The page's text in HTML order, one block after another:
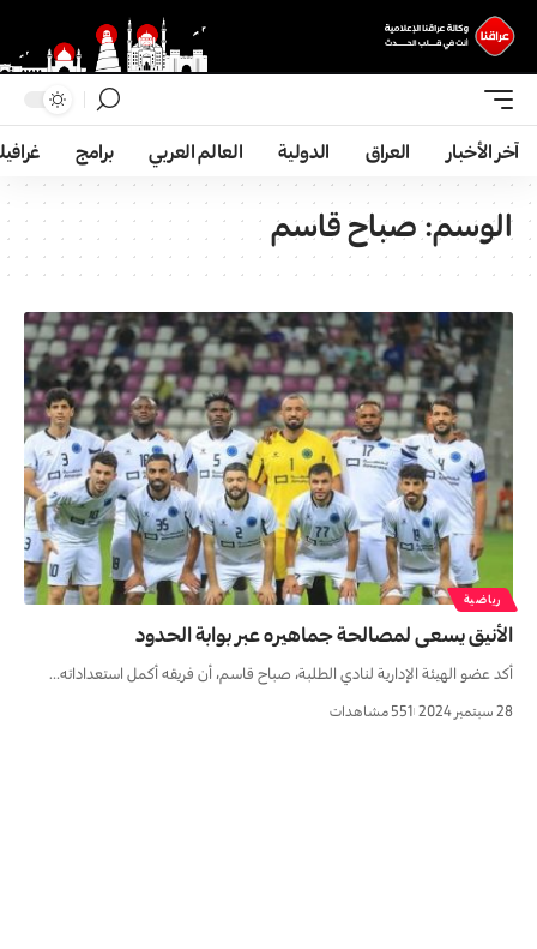
آخر الأخبار العراق الدولية العالم العربي برامج
الوسم:صباح قاسم
رياضية
الأنيق يسعى لمصالحة جماهيره عبر بوابة الحدود
أكد عضو الهيئة الإدارية لنادي الطلبة، صباح قاسم، أن فريقه أكمل استعداداته…
28 سبتمبر 2024 551 مشاهدات